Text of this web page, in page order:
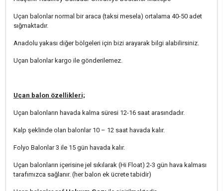
Uçan balonlar normal bir araca (taksi mesela) ortalama 40-50 adet
sığmaktadır.
Anadolu yakası diğer bölgeleri için bizi arayarak bilgi alabilirsiniz.
Uçan balonlar kargo ile gönderilemez.
Uçan balon özellikleri;
Uçan balonların havada kalma süresi 12-16 saat arasındadır.
Kalp şeklinde olan balonlar 10 – 12 saat havada kalır.
Folyo Balonlar 3 ile 15 gün havada kalır.
Uçan balonların içerisine jel sıkılarak (Hi Float) 2-3 gün hava kalması
tarafımızca sağlanır. (her balon ek ücrete tabidir)